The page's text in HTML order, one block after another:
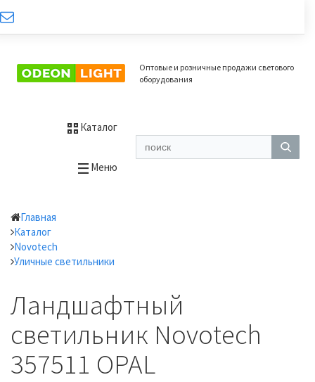
Оптовые и розничные продажи светового
оборудования
Каталог
Меню
Главная
Каталог
Novotech
Уличные светильники
Ландшафтный
светильник Novotech
357511 OPAL